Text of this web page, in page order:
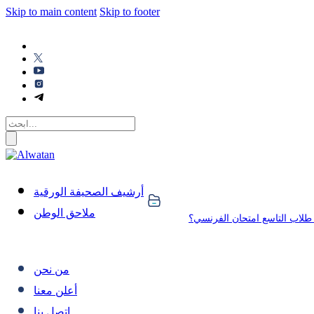
Skip to main content Skip to footer
أرشيف الصحيفة الورقية
ملاحق الوطن
من نحن
أعلن معنا
اتصل بنا
طلاب التاسع امتحان الفرنسي؟